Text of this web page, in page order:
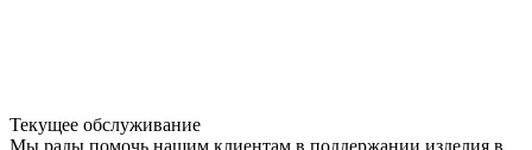
Текущее обслуживание
Мы рады помочь нашим клиентам в поддержании изделия в